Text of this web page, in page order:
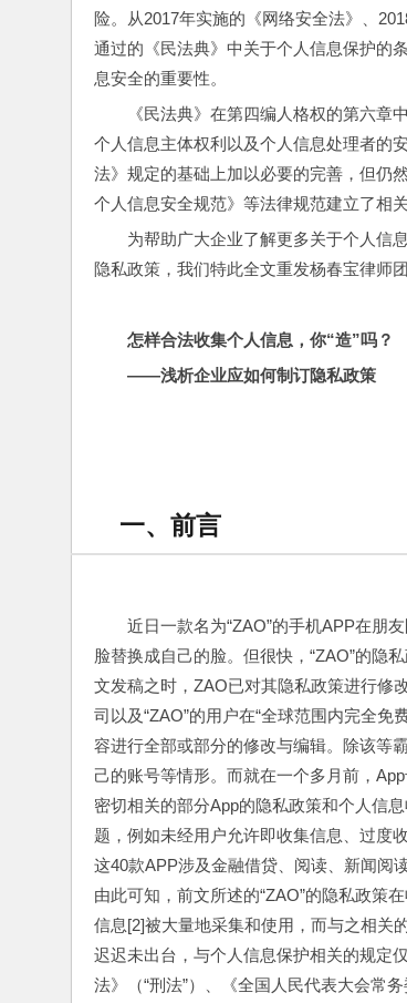
险。从2017年实施的《网络安全法》、
通过的《民法典》中关于个人信息保护的
息安全的重要性。
《民法典》在第四编人格权的第六章
个人信息主体权利以及个人信息处理者的
法》规定的基础上加以必要的完善，但仍
个人信息安全规范》等法律规范建立了相
为帮助广大企业了解更多关于个人信
隐私政策，我们特此全文重发杨春宝律师
怎样合法收集个人信息，你“造”吗？
——浅析企业应如何制订隐私政策
一、前言
近日一款名为“ZAO”的手机APP在朋
脸替换成自己的脸。但很快，“ZAO”的隐
文发稿之时，ZAO已对其隐私政策进行修
司以及“ZAO”的用户在“全球范围内完全
容进行全部或部分的修改与编辑。除该等
己的账号等情形。而就在一个多月前，
密切相关的部分App的隐私政策和个人信
题，例如未经用户允许即收集信息、过度
这40款APP涉及金融借贷、阅读、新闻阅
由此可知，前文所述的“ZAO”的隐私政策
信息[2]被大量地采集和使用，而与之相关
迟迟未出台，与个人信息保护相关的规定
法》（“刑法”）、《全国人民代表大会常